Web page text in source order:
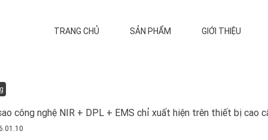
TRANG CHỦ SẢN PHẨM GIỚI THIỆU
công nghệ NIR + DPL + EMS chỉ xuất hiện trên thiết bị cao